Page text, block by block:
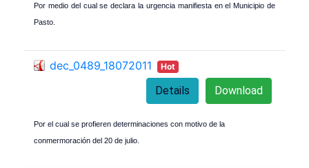
Por medio del cual se declara la urgencia manifiesta en el Municipio de
Pasto.
dec_0489_18072011 Hot
Download
Details
Por el cual se profieren determinaciones con motivo de la
conmermoración del 20 de julio.